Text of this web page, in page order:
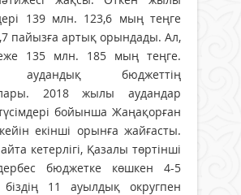
139 млн. 123,6 мың теңге
пайызға артық орындады. Ал,
135 млн. 185 мың теңге.
аудандық бюджеттің
2018 жылы аудандар
бойынша Жаңақорған
екінші орынға жайғасты.
кетерлігі, Қазалы төртінші
бюджетке көшкен 4-5
11 ауылдық округпен